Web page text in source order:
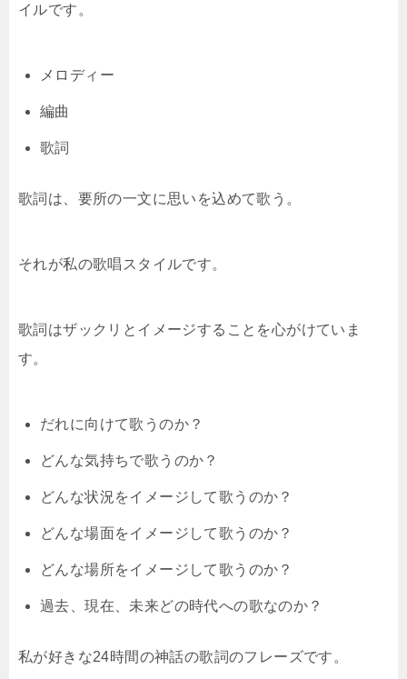
イルです。
メロディー
編曲
歌詞
歌詞は、要所の一文に思いを込めて歌う。
それが私の歌唱スタイルです。
歌詞はザックリとイメージすることを心がけていま
す。
だれに向けて歌うのか？
どんな気持ちで歌うのか？
どんな状況をイメージして歌うのか？
どんな場面をイメージして歌うのか？
どんな場所をイメージして歌うのか？
過去、現在、未来どの時代への歌なのか？
私が好きな24時間の神話の歌詞のフレーズです。